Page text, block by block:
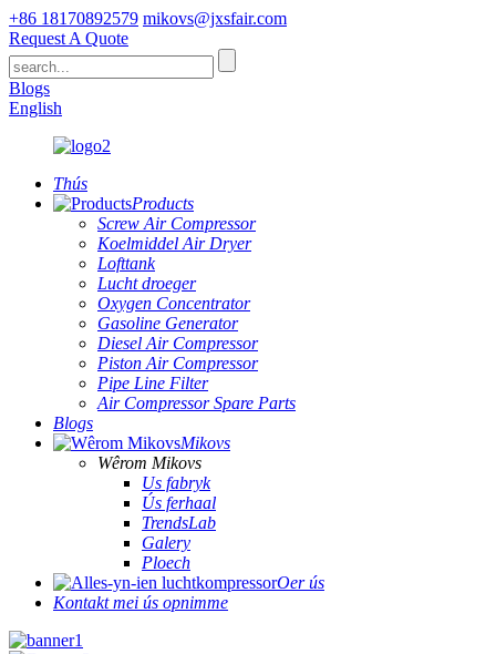
+86 18170892579 mikovs@jxsfair.com
Request A Quote
Blogs
English
Thús
Products
Screw Air Compressor
Koelmiddel Air Dryer
Lofttank
Lucht droeger
Oxygen Concentrator
Gasoline Generator
Diesel Air Compressor
Piston Air Compressor
Pipe Line Filter
Air Compressor Spare Parts
Blogs
Mikovs
Wêrom Mikovs
Us fabryk
Ús ferhaal
TrendsLab
Galery
Ploech
Oer ús
Kontakt mei ús opnimme